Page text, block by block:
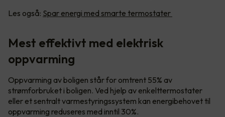
Les også: Spar energi med smarte termostater
Mest effektivt med elektrisk
oppvarming
Oppvarming av boligen står for omtrent 55% av
strømforbruket i boligen. Ved hjelp av enkelttermostater
eller et sentralt varmestyringssystem kan energibehovet til
oppvarming reduseres med inntil 30%.